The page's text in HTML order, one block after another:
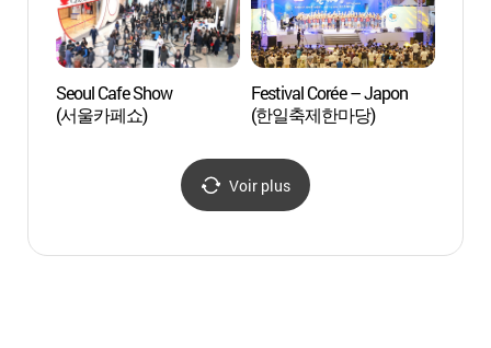
Seoul Cafe Show
(서울카페쇼)
Festival Corée – Japon
(한일축제한마당)
Voir plus